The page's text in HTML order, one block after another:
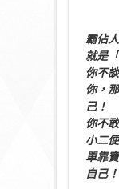
霸佔
就是
你不
你，
己！
你不
小二
單靠
自己！